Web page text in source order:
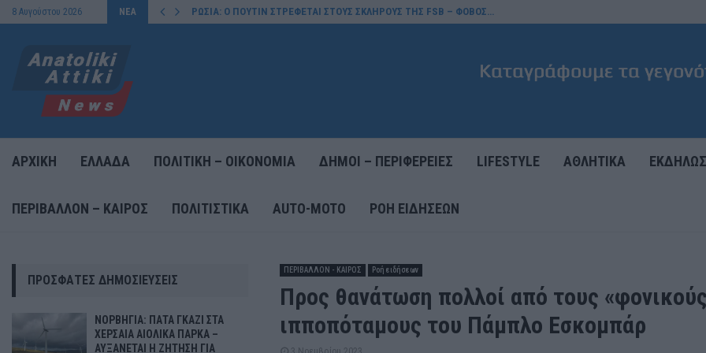
8 Αυγούστου 2026 ΝΕΑ ΡΩΣΙΑ: Ο ΠΟΥΤΙΝ ΣΤΡΕΦΕΤΑΙ ΣΤΟΥΣ ΣΚΛΗΡΟΥΣ ΤΗΣ FSB – ΦΟΒΟΣ…
ΑΡΧΙΚΗ ΕΛΛΑΔΑ ΠΟΛΙΤΙΚΗ – ΟΙΚΟΝΟΜΙΑ ΔΗΜΟΙ – ΠΕΡΙΦΕΡΕΙΕΣ LIFESTYLE ΑΘΛΗΤΙΚΑ
ΠΕΡΙΒΑΛΛΟΝ – ΚΑΙΡΟΣ ΠΟΛΙΤΙΣΤΙΚΑ AUTO-MOTO ΡΟΉ ΕΙΔΉΣΕΩΝ
ΠΕΡΙΒΑΛΛΟΝ - ΚΑΙΡΟΣ Ροή ειδήσεων
Προς θανάτωση πολλοί από τους
ιπποπόταμους του Πάμπλο Εσκομπάρ
ΠΡΌΣΦΑΤΕΣ ΔΗΜΟΣΙΕΎΣΕΙΣ
ΝΟΡΒΗΓΙΑ: ΠΑΤΑ ΓΚΑΖΙ ΣΤΑ
ΧΕΡΣΑΙΑ ΑΙΟΛΙΚΑ ΠΑΡΚΑ –
ΑΥΞΑΝΕΤΑΙ Η ΖΗΤΗΣΗ ΓΙΑ